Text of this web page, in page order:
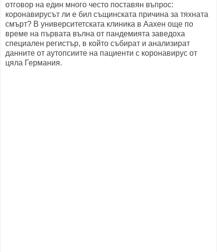
отговор на един много често поставян въпрос:
коронавирусът ли е бил същинската причина за тяхната
смърт? В университетската клиника в Аахен още по
време на първата вълна от пандемията заведоха
специален регистър, в който събират и анализират
данните от аутопсиите на пациенти с коронавирус от
цяла Германия.